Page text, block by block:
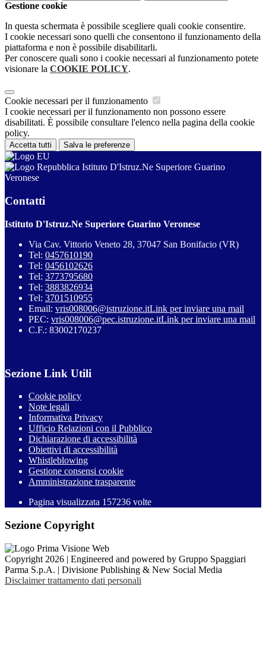
Gestione cookie
In questa schermata è possibile scegliere quali cookie consentire.
I cookie necessari sono quelli che consentono il funzionamento della
piattaforma e non è possibile disabilitarli.
Per conoscere quali sono i cookie necessari al funzionamento potete
visionare la COOKIE POLICY.
Cookie necessari per il funzionamento
I cookie necessari per il funzionamento non possono essere
disabilitati. È possibile consultare l'elenco nella pagina della cookie
policy.
Accetta tutti Salva le preferenze
Istituto D'Istruz.Ne Superiore Guarino
Veronese
Contatti
Istituto D'Istruz.Ne Superiore Guarino Veronese
Via Cav. Vittorio Veneto 28, 37047 San Bonifacio (VR)
Tel: 0457610190
Tel: 0456102626
Tel: 3773795680
Tel: 3883826934
Tel: 3701510955
Email: vris008006@istruzione.itLink per inviare una mail
PEC: vris008006@pec.istruzione.itLink per inviare una mail
C.F.: 83002170237
Sezione Link Utili
Cookie policy
Note legali
Informativa Privacy
Ufficio Relazioni con il Pubblico
Dichiarazione di accessibilità
Obiettivi di accessibilità
Whistleblowing
Gestione consensi cookie
Amministrazione trasparente
Pagina visualizzata 157236 volte
Sezione Copyright
Copyright 2026 | Engineered and powered by Gruppo Spaggiari
Parma S.p.A. | Divisione Publishing & New Social Media
Disclaimer trattamento dati personali